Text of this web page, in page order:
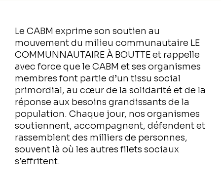
Le CABM exprime son soutien au
mouvement du milieu communautaire LE
COMMUNNAUTAIRE À BOUTTE et rappelle
avec force que le CABM et ses organismes
membres font partie d’un tissu social
primordial, au cœur de la solidarité et de la
réponse aux besoins grandissants de la
population. Chaque jour, nos organismes
soutiennent, accompagnent, défendent et
rassemblent des milliers de personnes,
souvent là où les autres filets sociaux
s’effritent.